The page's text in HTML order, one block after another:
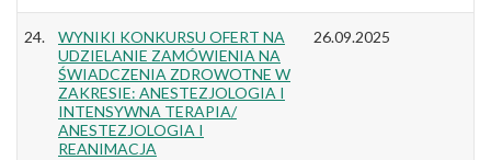
24.
WYNIKI KONKURSU OFERT NA
UDZIELANIE ZAMÓWIENIA NA
ŚWIADCZENIA ZDROWOTNE W
ZAKRESIE: ANESTEZJOLOGIA I
INTENSYWNA TERAPIA/
ANESTEZJOLOGIA I
REANIMACJA
26.09.2025